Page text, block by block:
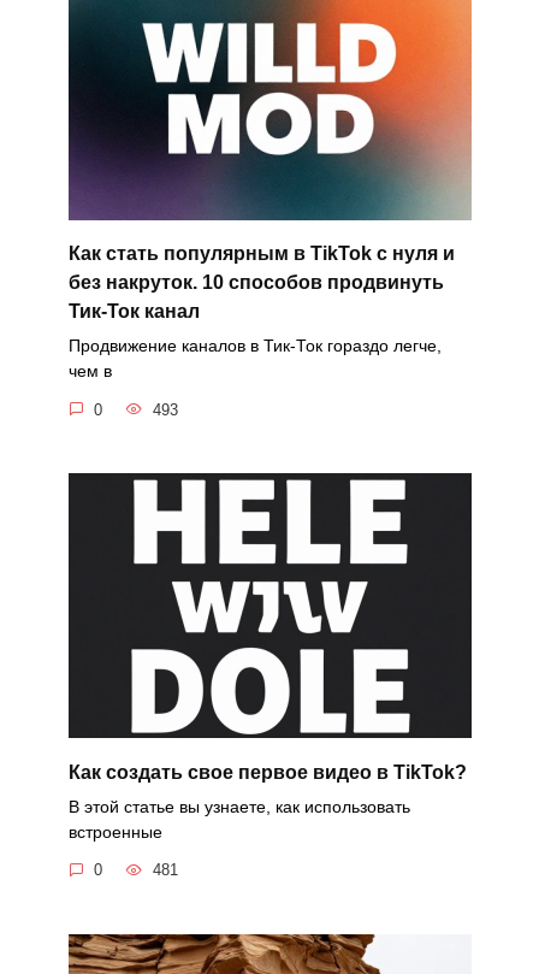
Как стать популярным в TikTok с нуля и
без накруток. 10 способов продвинуть
Тик-Ток канал
Продвижение каналов в Тик-Ток гораздо легче,
чем в
0 493
Как создать свое первое видео в TikTok?
В этой статье вы узнаете, как использовать
встроенные
0 481